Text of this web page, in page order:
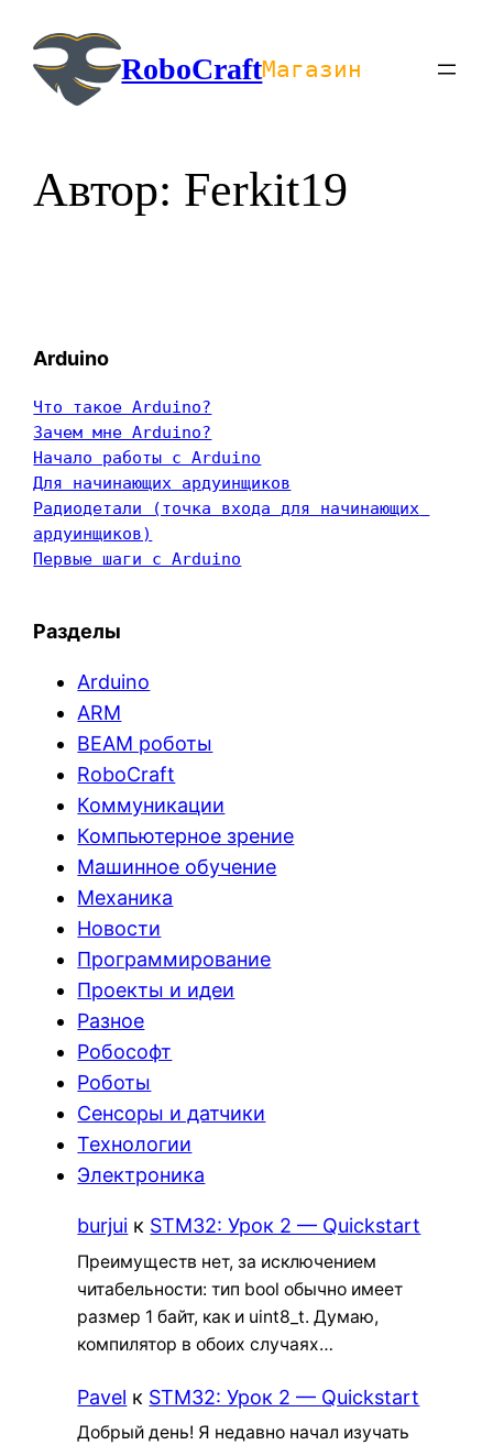
содержимомуRoboCraftМагазин
Автор: Ferkit19
Arduino
Что такое Arduino?
Зачем мне Arduino?
Начало работы с Arduino
Для начинающих ардуинщиков
Радиодетали (точка входа для начинающих
ардуинщиков)
Первые шаги с Arduino
Разделы
Arduino
ARM
BEAM роботы
RoboCraft
Коммуникации
Компьютерное зрение
Машинное обучение
Механика
Новости
Программирование
Проекты и идеи
Разное
Робософт
Роботы
Сенсоры и датчики
Технологии
Электроника
burjui к STM32: Урок 2 — Quickstart
Преимуществ нет, за исключением
читабельности: тип bool обычно имеет
размер 1 байт, как и uint8_t. Думаю,
компилятор в обоих случаях…
Pavel к STM32: Урок 2 — Quickstart
Добрый день! Я недавно начал изучать